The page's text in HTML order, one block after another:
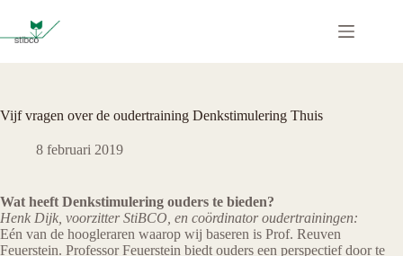
de
Vijf vragen over de oudertraining Denkstimulering Thuis
8 februari 2019
Wat heeft Denkstimulering ouders te bieden?
Henk Dijk, voorzitter StiBCO, en coördinator oudertrainingen:
Eén van de hoogleraren waarop wij baseren is Prof. Reuven
Feuerstein. Professor Feuerstein biedt ouders een perspectief door te